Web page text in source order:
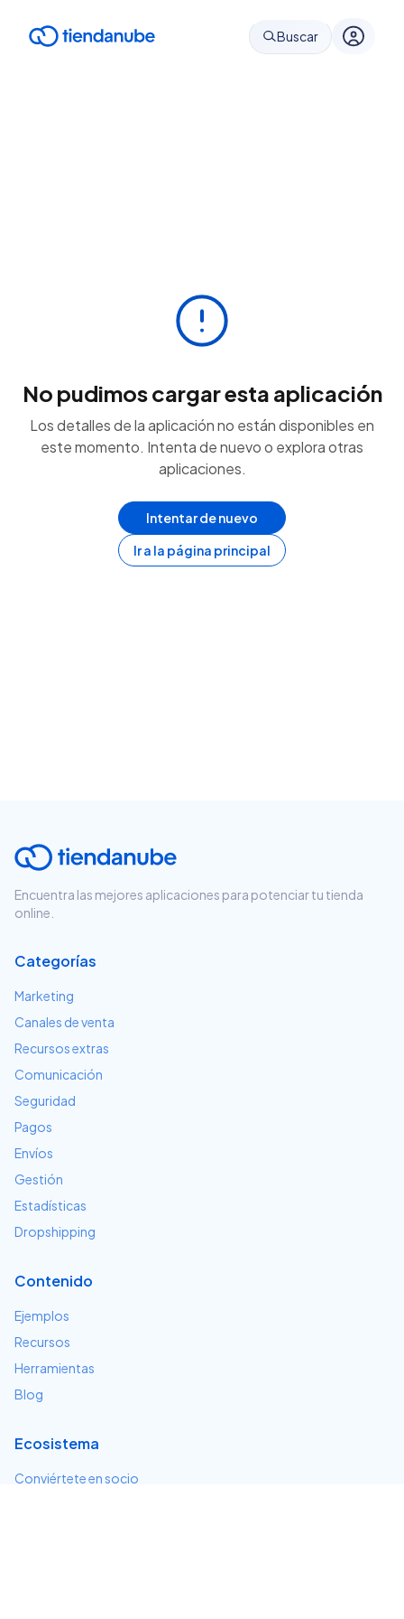
Buscar
No pudimos cargar esta aplicación
Los detalles de la aplicación no están disponibles en
este momento. Intenta de nuevo o explora otras
aplicaciones.
Intentar de nuevo
Ir a la página principal
Encuentra las mejores aplicaciones para potenciar tu tienda
online.
Categorías
Marketing
Canales de venta
Recursos extras
Comunicación
Seguridad
Pagos
Envíos
Gestión
Estadísticas
Dropshipping
Contenido
Ejemplos
Recursos
Herramientas
Blog
Ecosistema
Conviértete en socio